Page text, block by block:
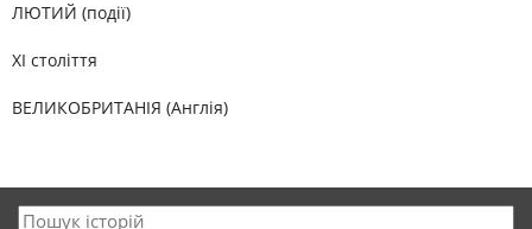
ЛЮТИЙ (події)
XI століття
ВЕЛИКОБРИТАНІЯ (Англія)